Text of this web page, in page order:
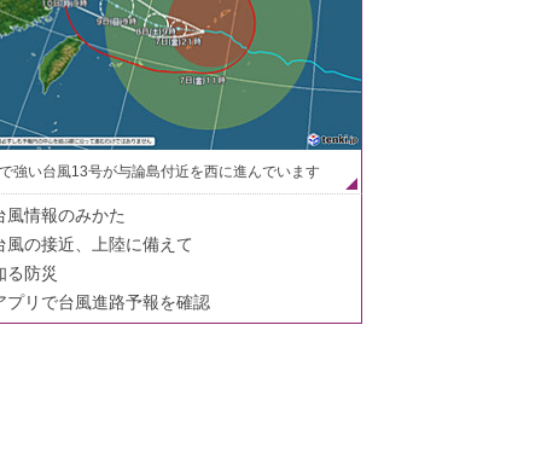
強い台風13号が与論島付近を西に進んでいます
風情報のみかた
風の接近、上陸に備えて
る防災
プリで台風進路予報を確認